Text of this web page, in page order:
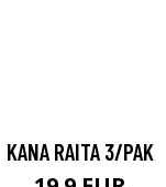
KANA RAITA 3/PAK